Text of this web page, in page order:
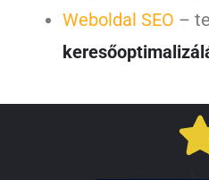
Weboldal SEO –